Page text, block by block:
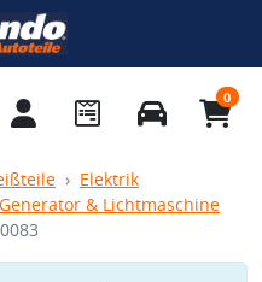
0
Elektrik
Generator & Lichtmaschine